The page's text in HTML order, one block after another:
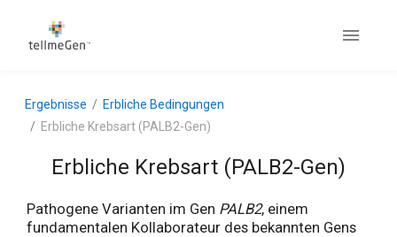
Ergebnisse
Erbliche Bedingungen
Erbliche Krebsart (PALB2-Gen)
Erbliche Krebsart (PALB2-Gen)
Pathogene Varianten im Gen PALB2, einem
fundamentalen Kollaborateur des bekannten Gens